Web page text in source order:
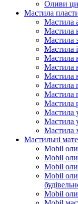
Оливи
Мастила
Мастила
Мастила
Мастила
Мастила
Мастила
Мастила
Мастила
Мастила
Мастила
Мастила
Мастила
Мастила
Мастила
Мастильні
Mobil
Mobil
Mobil
Mobil
Mobil